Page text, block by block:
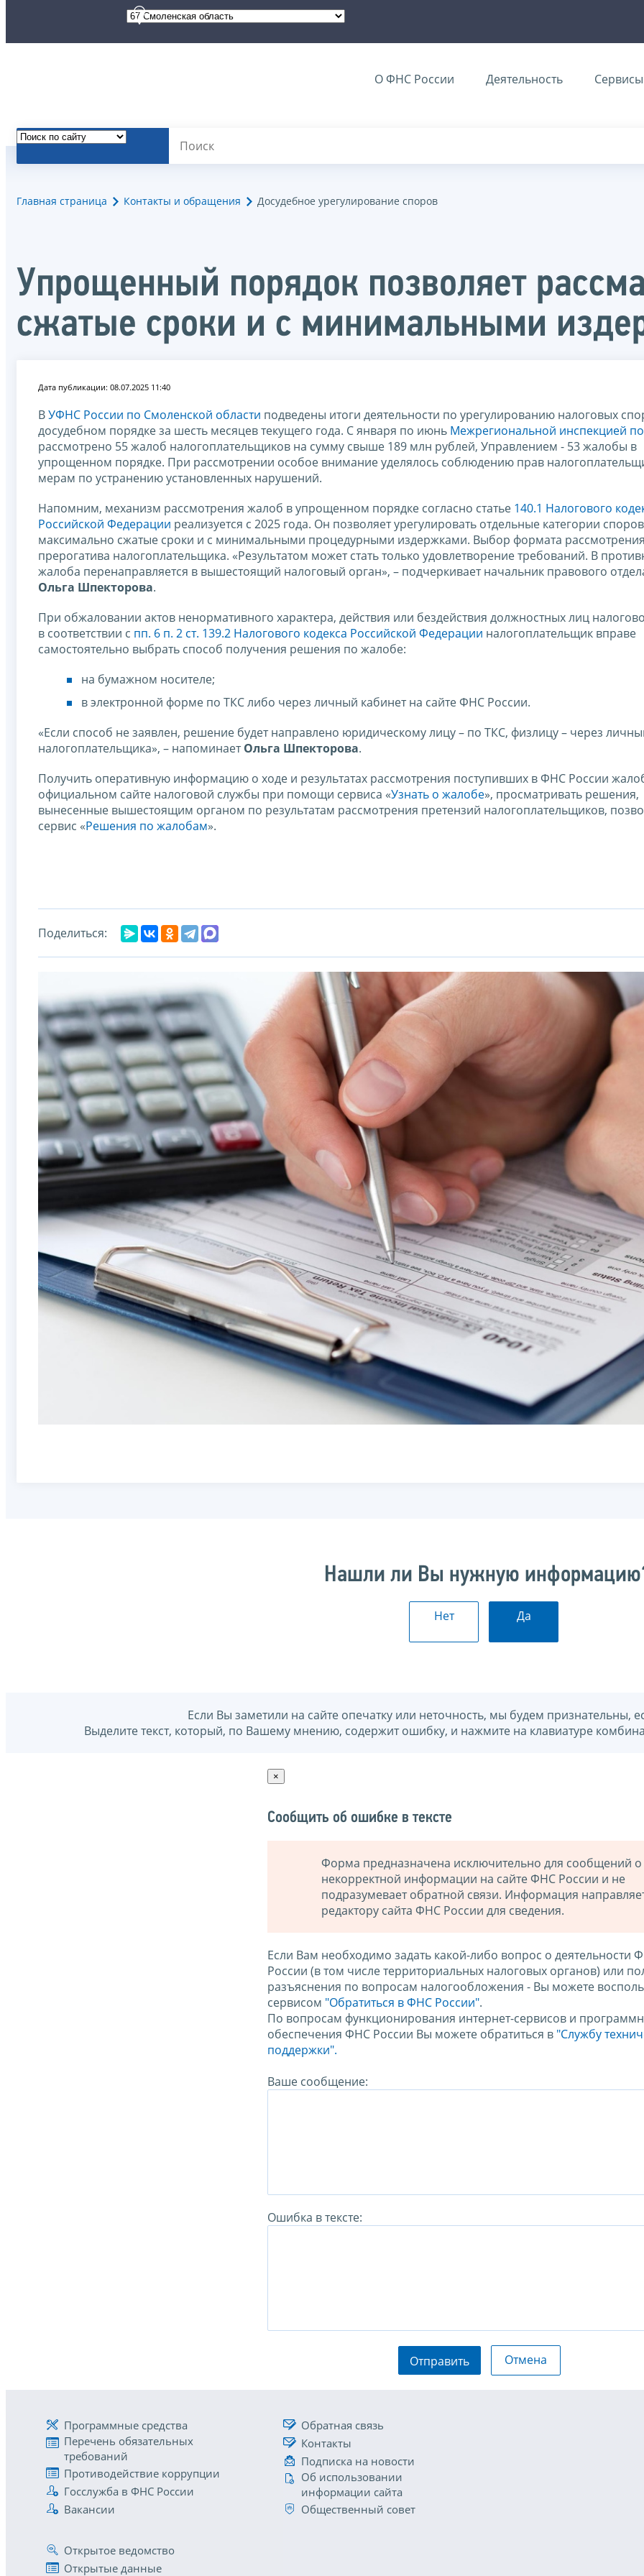
О ФНС России Деятельность Сервисы
Главная страница Контакты и обращения Досудебное урегулирование споров
Упрощенный порядок позволяет
сжатые сроки и с минимальными
Дата публикации: 08.07.2025 11:40
ВУФНС России по Смоленской области подведены итоги деятельности по урегулированию налоговых
досудебном порядке за шесть месяцев текущего года. С января по июнь Межрегиональной инспекцией
рассмотрено 55 жалоб налогоплательщиков на сумму свыше 189 млн рублей, Управлением - 53 жалобы в
упрощенном порядке. При рассмотрении особое внимание уделялось соблюдению прав
мерам по устранению установленных нарушений.
Напомним, механизм рассмотрения жалоб в упрощенном порядке согласно статье 140.1 Налогового
Российской Федерации реализуется с 2025 года. Он позволяет урегулировать отдельные категории
максимально сжатые сроки и с минимальными процедурными издержками. Выбор формата
прерогатива налогоплательщика. «Результатом может стать только удовлетворение требований. В
жалоба перенаправляется в вышестоящий налоговый орган», – подчеркивает начальник правового
Ольга Шпекторова.
При обжаловании актов ненормативного характера, действия или бездействия должностных лиц
в соответствии с пп. 6 п. 2 ст. 139.2 Налогового кодекса Российской Федерации налогоплательщик вправе
самостоятельно выбрать способ получения решения по жалобе:
на бумажном носителе;
в электронной форме по ТКС либо через личный кабинет на сайте ФНС России.
«Если способ не заявлен, решение будет направлено юридическому лицу – по ТКС, физлицу – через
налогоплательщика», – напоминаетОльга Шпекторова.
Получить оперативную информацию о ходе и результатах рассмотрения поступивших в ФНС России
официальном сайте налоговой службы при помощи сервиса «Узнать о жалобе», просматривать решения,
вынесенные вышестоящим органом по результатам рассмотрения претензий налогоплательщиков,
сервис «Решения по жалобам».
Поделиться:
Нашли ли Вы нужную
Нет Да
Если Вы заметили на сайте опечатку или неточность, мы будем признательны,
Выделите текст, который, по Вашему мнению, содержит ошибку, и нажмите на клавиатуре
×
Сообщить об ошибке в тексте
Форма предназначена исключительно для сообщений о
некорректной информации на сайте ФНС России и не
подразумевает обратной связи. Информация
редактору сайта ФНС России для сведения.
Если Вам необходимо задать какой-либо вопрос о деятельности
России (в том числе территориальных налоговых органов) или
разъяснения по вопросам налогообложения - Вы можете
сервисом "Обратиться в ФНС России".
По вопросам функционирования интернет-сервисов и
обеспечения ФНС России Вы можете обратиться в "Службу
поддержки".
Ваше сообщение:
Ошибка в тексте:
Отправить Отмена
Программные средства
Перечень обязательных
требований
Противодействие коррупции
Госслужба в ФНС России
Вакансии
Обратная связь
Контакты
Подписка на новости
Об использовании
информации сайта
Общественный совет
Открытое ведомство
Открытые данные